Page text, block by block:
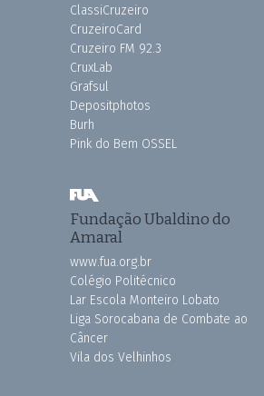
ClassiCruzeiro
CruzeiroCard
Cruzeiro FM 92.3
CruxLab
Grafsul
Depositphotos
Burh
Pink do Bem OSSEL
Fundação Ubaldino do
Amaral
www.fua.org.br
Colégio Politécnico
Lar Escola Monteiro Lobato
Liga Sorocabana de Combate ao
Câncer
Vila dos Velhinhos